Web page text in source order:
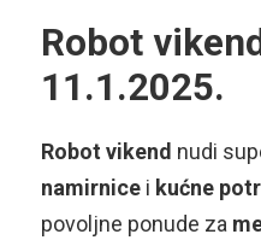
Robot
11.1.2025.
Robot vikend nudi
namirnicei kućne
povoljne ponude za